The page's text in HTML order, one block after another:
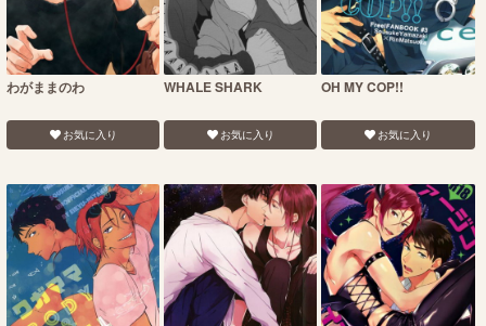
わがままのわ
お気に入り
WHALE SHARK
お気に入り
OH MY COP!!
お気に入り